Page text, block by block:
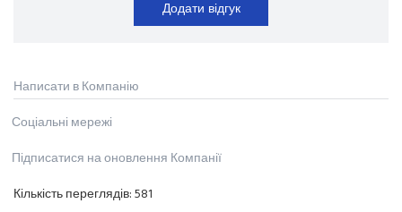
Додати відгук
Написати в Компанію
Соціальні мережі
Підписатися на оновлення Компанії
Кількість переглядів:581